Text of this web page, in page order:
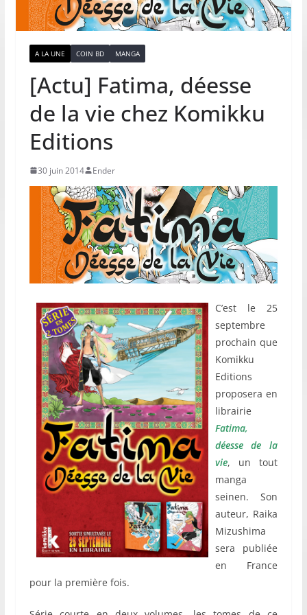
A LA UNE COIN BD MANGA
[Actu] Fatima, déesse
de la vie chez Komikku
Editions
30 juin 2014 Ender
C’est le 25
septembre
prochain que
Komikku
Editions
proposera en
librairie
Fatima,
déesse de la
vie, un tout
manga
seinen. Son
auteur, Raika
Mizushima
sera publiée
en France
pour la première fois.